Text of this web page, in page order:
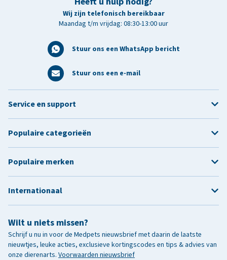
Wij zijn telefonisch bereikbaar
Maandag t/m vrijdag: 08:30-13:00 uur
Stuur ons een WhatsApp bericht
Stuur ons een e-mail
Wilt u niets missen?
Schrijf u nu in voor de Medpets nieuwsbrief met daarin de laatste
nieuwtjes, leuke acties, exclusieve kortingscodes en tips & advies van
onze dierenarts. Voorwaarden nieuwsbrief
Service en support
Populaire categorieën
Populaire merken
Internationaal